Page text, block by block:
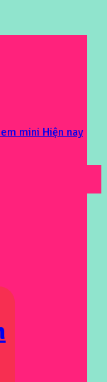
mini Hiện nay